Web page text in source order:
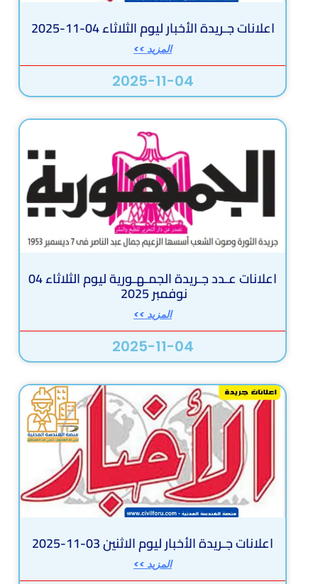
اعلانات جـريدة الأخبار ليوم الثلاثاء 04-11-2025
المزيد >>
2025-11-04
اعلانات عـدد جـريدة الجمـهـورية ليوم الثلاثاء 04
نوفمبر 2025
المزيد >>
2025-11-04
اعلانات جـريدة الأخبار ليوم الاثنين 03-11-2025
المزيد >>